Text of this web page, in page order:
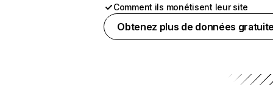
Comment ils monétisent leur site
Obtenez plus de données